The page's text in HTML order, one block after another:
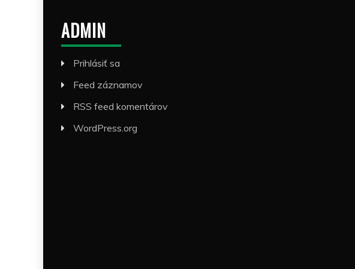
ADMIN
Prihlásiť sa
Feed záznamov
RSS feed komentárov
WordPress.org